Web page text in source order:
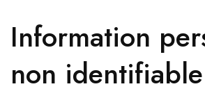
Information
non identifiable